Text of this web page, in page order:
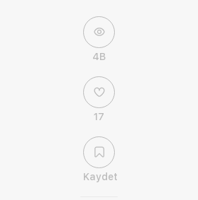
4B
17
Kaydet